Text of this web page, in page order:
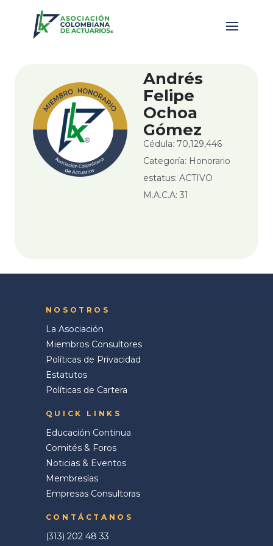
Andrés
Felipe
Ochoa
Gómez
Cédula: 70,129,446
Categoría: Honorario
estatus: ACTIVO
M.A.C.A: 31
NOSOTROS
La Asociación
Miembros Consultores
Políticas de Privacidad
Estatutos
Políticas de Cartera
QUICK LINKS
Educación Continua
Comités & Foros
Noticias & Eventos
Membresías
Empresas Consultoras
CONTÁCTANOS
(313) 202 48 33